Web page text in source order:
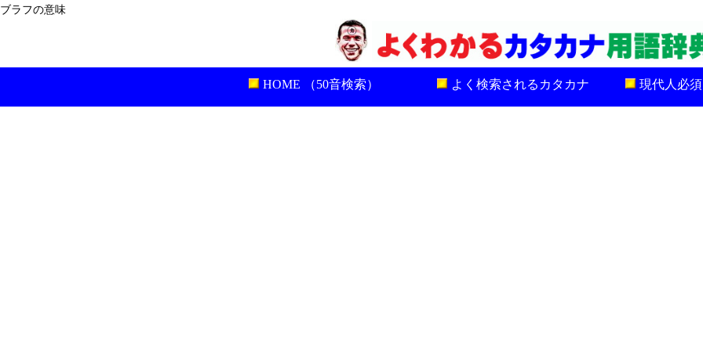
ブラフの意味
HOME （50音検索） よく検索されるカタカナ 現代人必